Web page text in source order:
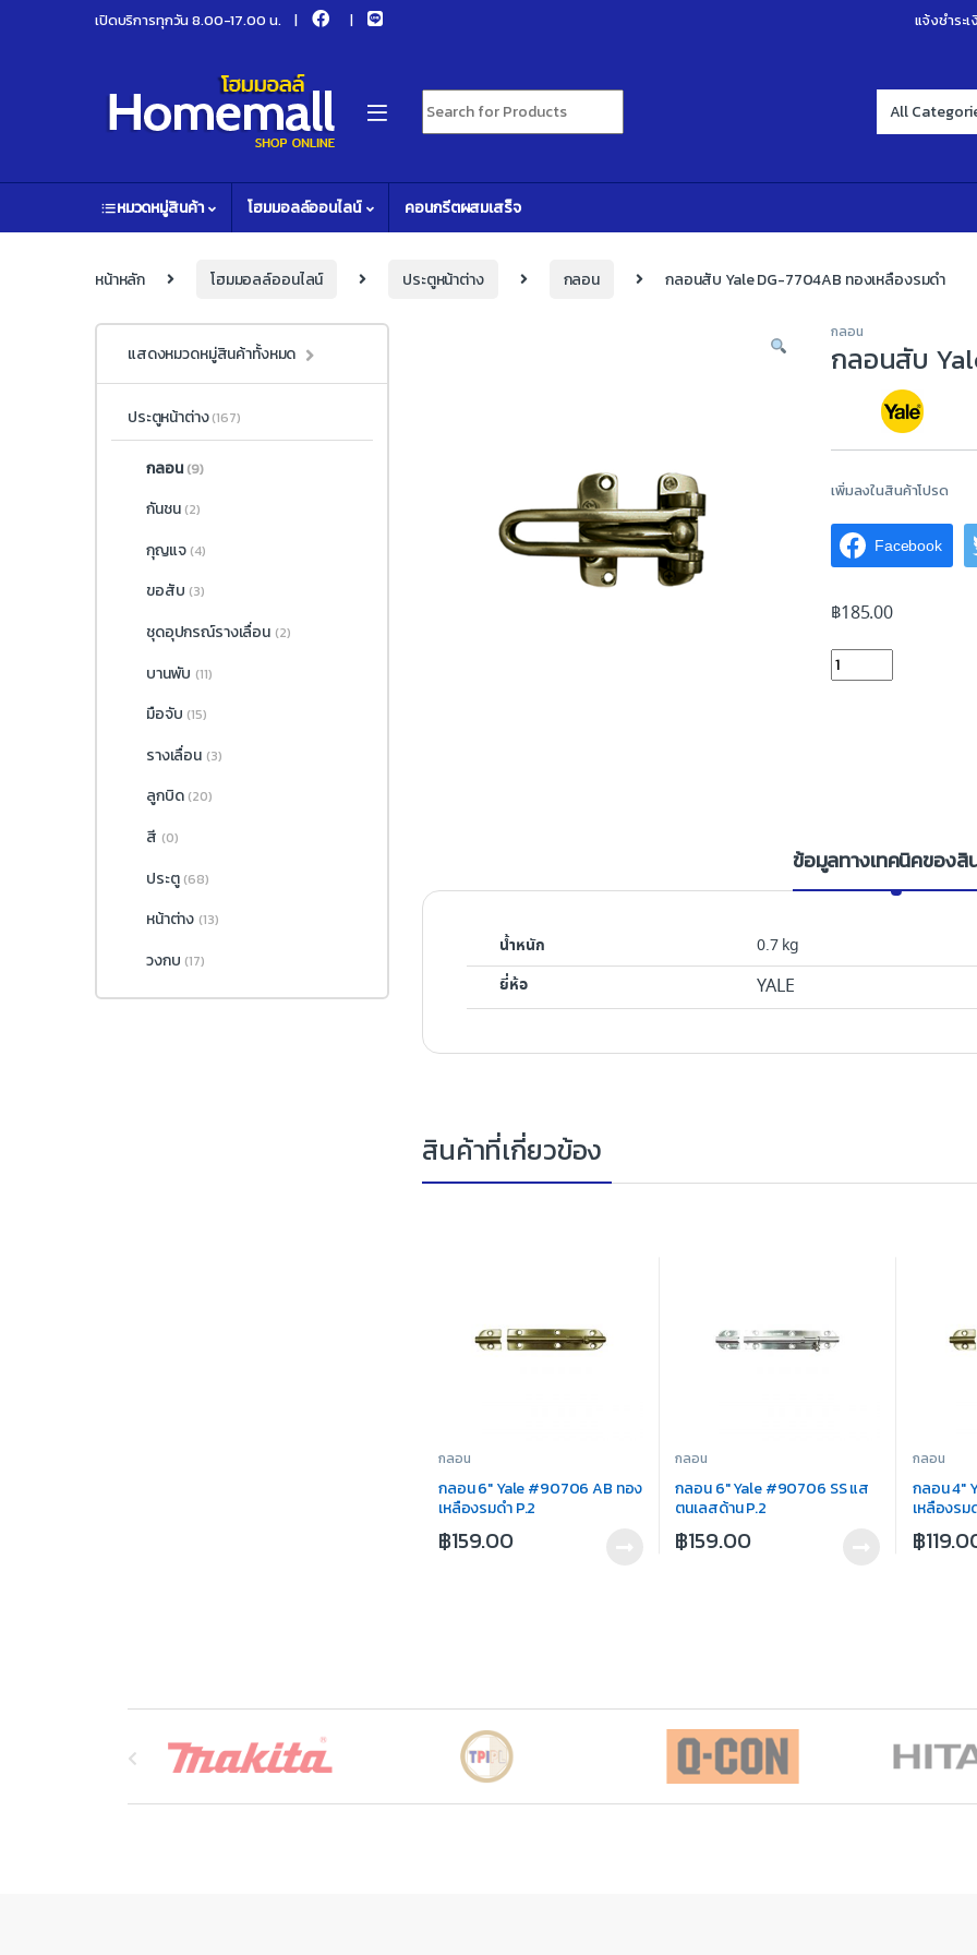
Skip to navigation
Skip to contentเปิดบริการทุกวัน 8.00-17.00 น. แจ้งชำระเ
Search for:
หมวดหมู่สินค้า โฮมมอลล์ออนไลน์ คอนกรีตผสมเสร็จ
หน้าหลัก โฮมมอลล์ออนไลน์ ประตูหน้าต่าง กลอน กลอนสับ Yale DG-7704AB ทองเหลืองรมดำ
กลอน
กลอนสับ
เพิ่มลงในสินค้าโปรด
Facebook
฿185.00
กลอนสับ Yale DG-
ข้อมูลทางเทคนิคของสิ
น้ำหนัก 0.7 kg
ยี่ห้อ YALE
สินค้าที่เกี่ยวข้อง
กลอน
กลอน 6″ Yale #90706 AB ทอง
เหลืองรมดำ P.2
฿159.00
กลอน
กลอน 6″ Yale #90706 SS แส
ตนเลสด้าน P.2
฿159.00
กลอน
กลอน 4″
เหลืองรม
฿
แสดงหมวดหมู่สินค้าทั้งหมด
ประตูหน้าต่าง(167)
กลอน (9)
กันชน (2)
กุญแจ (4)
ขอสับ (3)
ชุดอุปกรณ์รางเลื่อน (2)
บานพับ (11)
มือจับ (15)
รางเลื่อน (3)
ลูกบิด (20)
สี (0)
ประตู (68)
หน้าต่าง (13)
วงกบ (17)